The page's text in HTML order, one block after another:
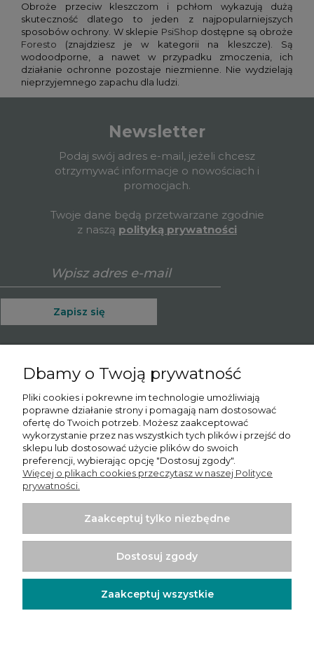
Obroże przeciw kleszczom i pchłom wykazują dużą
skuteczność dlatego to jeden z najpopularniejszych
sposobów ochrony. W sklepie PsiShop dostępne są obroże
Foresto (znajdziesz je w kategorii na kleszcze). Są
wodoodporne, a nawet w przypadku zmoczenia, ich
działanie ochronne pozostaje niezmienne. Nie wydzielają
nieprzyjemnego zapachu dla ludzi.
Newsletter
Podaj swój adres e-mail, jeżeli chcesz
otrzymywać informacje o nowościach i
promocjach.
Twoje dane będą przetwarzane zgodnie
z naszą polityką prywatności
Zapisz się
Informacje
Moje konto
Płatności i dostawa
Potrzebujesz pomocy? Skontaktuj się z nami!
780065102
sprzedaz@psishop.pl
Projekt i wykonanie:Ecommercy.pl
Dbamy o Twoją prywatność
Pliki cookies i pokrewne im technologie umożliwiają
poprawne działanie strony i pomagają nam dostosować
ofertę do Twoich potrzeb. Możesz zaakceptować
wykorzystanie przez nas wszystkich tych plików i przejść do
sklepu lub dostosować użycie plików do swoich
preferencji, wybierając opcję "Dostosuj zgody".
Więcej o plikach cookies przeczytasz w naszej Polityce
prywatności.
Zaakceptuj tylko niezbędne
Dostosuj zgody
Zaakceptuj wszystkie